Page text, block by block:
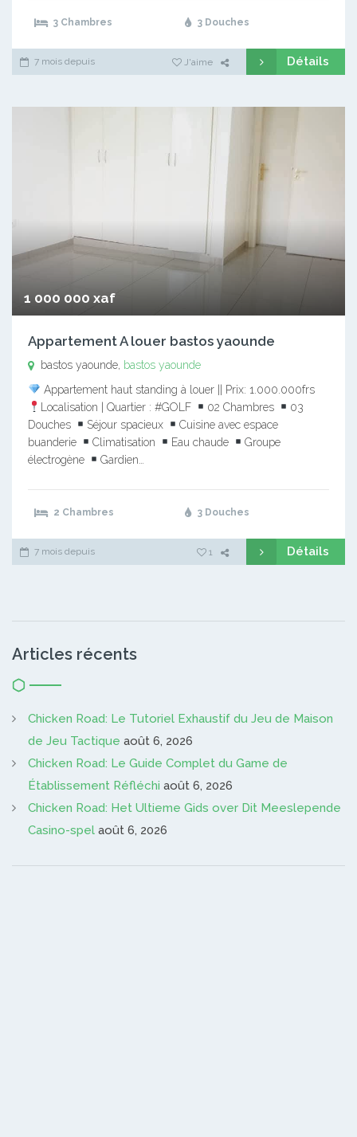
3 Chambres 3 Douches
7 mois depuis J'aime Détails
1 000 000 xaf
Appartement A louer bastos yaounde
bastos yaounde, bastos yaounde
Appartement haut standing à louer || Prix: 1.000.000frs
Localisation | Quartier : #GOLF
02 Chambres
03
Douches
Séjour spacieux
Cuisine avec espace
buanderie
Climatisation Eau chaude
Groupe
électrogène
Gardien…
2 Chambres 3 Douches
7 mois depuis 1 Détails
Articles récents
Chicken Road: Le Tutoriel Exhaustif du Jeu de Maison
de Jeu Tactique août 6, 2026
Chicken Road: Le Guide Complet du Game de
Établissement Réfléchi août 6, 2026
Chicken Road: Het Ultieme Gids over Dit Meeslepende
Casino-spel août 6, 2026